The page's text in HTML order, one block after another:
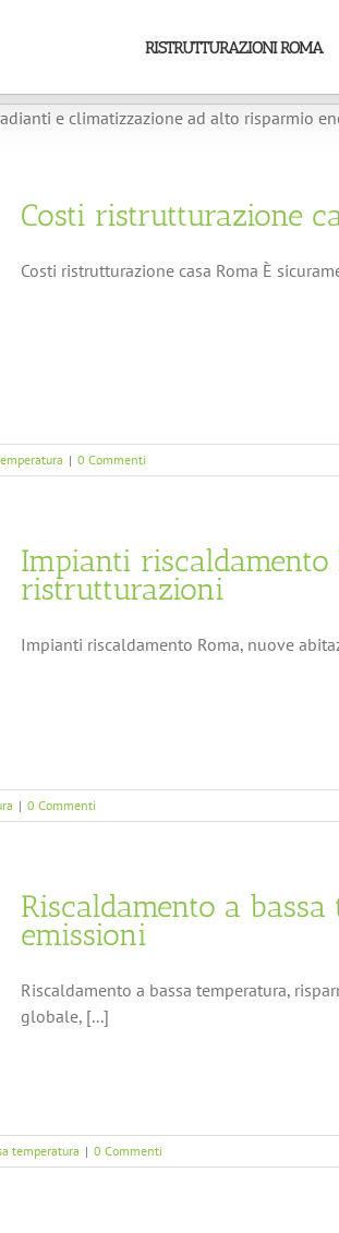
RISTRUTTURAZIONI ROMA
e climatizzazione ad alto risparmio
Costi ristrutturazione
Costi ristrutturazione casa Roma È
| 0 Commenti
Impianti riscaldamento
ristrutturazioni
Impianti riscaldamento Roma, nuove
| 0 Commenti
Riscaldamento a
emissioni
Riscaldamento a bassa temperatura,
globale, [...]
temperatura | 0 Commenti